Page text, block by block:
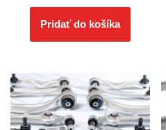
Pridať do košíka